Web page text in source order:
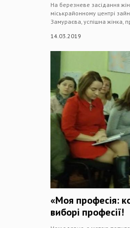
На березневе засідання
міськрайонному центрі
Замураєва, успішна жінка,
14.03.2019
«Моя професія:
виборі професії!